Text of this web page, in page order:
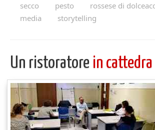
secco
pesto rossese di
media
storytelling
Un ristoratore in cattedra